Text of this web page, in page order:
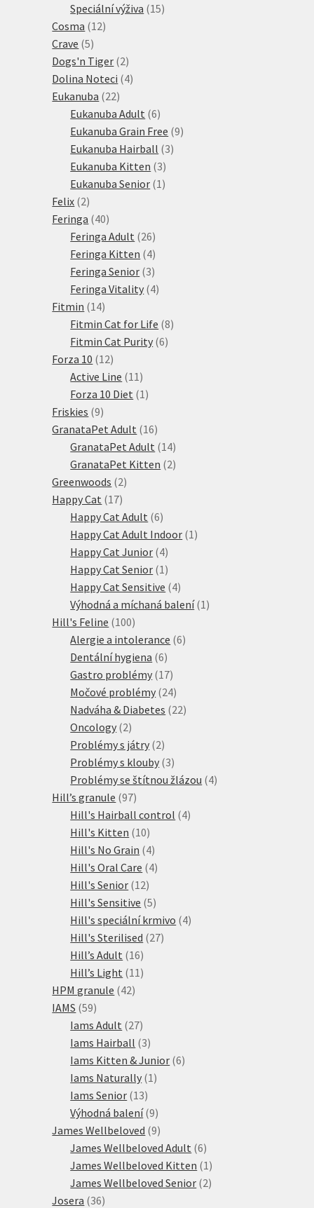
Speciální výživa 1515
Cosma 1212
Crave 55
produktů
Dogs'n Tiger 22
produkty
Dolina Noteci 44
Eukanuba 2222
produktů
Eukanuba Adult 66
produktů
Eukanuba Grain Free 99
Eukanuba Hairball 33
Eukanuba Kitten 33
produkty
Eukanuba Senior 1 1
Felix 22
produkty
Feringa 4040
produktů
Feringa Adult 2626
produktů
Feringa Kitten 44
produkty
Feringa Senior 33
produkty
Feringa Vitality 44
Fitmin 1414
produktů
Fitmin Cat for Life 88
Fitmin Cat Purity 66
Forza 10 1212
produktů
Active Line 11 11
produktů
Forza 10 Diet 1 1
Friskies 99
produktů
GranataPet Adult 1616
produktů
GranataPet Adult 1414
produktů
GranataPet Kitten 22
Greenwoods 22
Happy Cat 1717
produktů
Happy Cat Adult 66
produktů
Happy Cat Adult Indoor 1 1
Happy Cat Junior 44
produkty
Happy Cat Senior 1 1
produkt
Happy Cat Sensitive 44
produkty
Výhodná a míchaná balení 1 1
Hill's Feline 100100
produktů
Alergie a intolerance 66
Dentální hygiena 66
produktů
Gastro problémy 1717
produktů
Močové problémy 2424
produktů
Nadváha & Diabetes 2222
Oncology 22
produkty
Problémy s játry 22
produkty
Problémy s klouby 33
produkty
Problémy se štítnou žlázou 44
Hill’s granule 9797
produktů
Hill's Hairball control 44
Hill's Kitten 1010
produktů
Hill's No Grain 44
produkty
Hill's Oral Care 44
Hill's Senior 1212
produktů
Hill's Sensitive 55
produktů
Hill's speciální krmivo 44
Hill's Sterilised 2727
Hill’s Adult 1616
produktů
Hill’s Light 11 11
HPM granule 4242
IAMS 5959
produktů
Iams Adult 2727
produktů
Iams Hairball 33
produkty
Iams Kitten & Junior 66
Iams Naturally 1 1
Iams Senior 1313
produktů
Výhodná balení 99
produktů
James Wellbeloved 99
produktů
James Wellbeloved Adult 66
produktů
James Wellbeloved Kitten 1 1
produkt
James Wellbeloved Senior 22
Josera 3636